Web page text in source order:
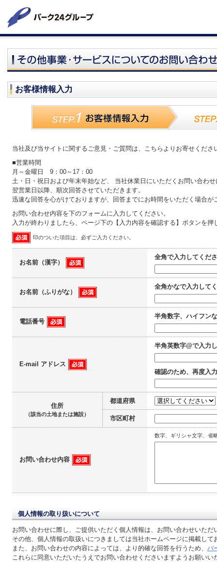
お客様情報入力
当社及び当サイトに関するご意見・ご質問は、こちらよりお寄せくださ
■営業時間
月～金曜日 9：00～17：00
土・日・祝日および年末年始など、
当社休業日にいただくお問い合わ
翌営業日以降、順次回答させていただきます。
迅速な回答を心がけておりますが、回答までにお時間をいただく場合
お問い合わせ内容を下のフォームに入力してください。
入力が終わりましたら、ページ下の【入力内容を確認する】ボタンを押
印のついた項目は、必ずご入力ください。
お名前（漢字）
全角で入力してくだ
お名前（ふりがな）
全角かなで入力して
電話番号
半角数字、ハイフン
E-mail アドレス
半角英数字@で入力
確認のため、再度入
住所
（該当の土地または施設）
都道府県
市区町村
お問い合わせ内容
数字、ギリシャ文字、省
個人情報の取り扱いについて
お問い合わせに際し、ご提供いただく個人情報は、お問い合わせいた
その他、個人情報の取扱いにつきましては当社ホームページに掲載して
また、お問い合わせの内容によっては、より的確な回答を行うため、 パ
これらに同意いただいたうえでお問い合わせくださいますようお願いい